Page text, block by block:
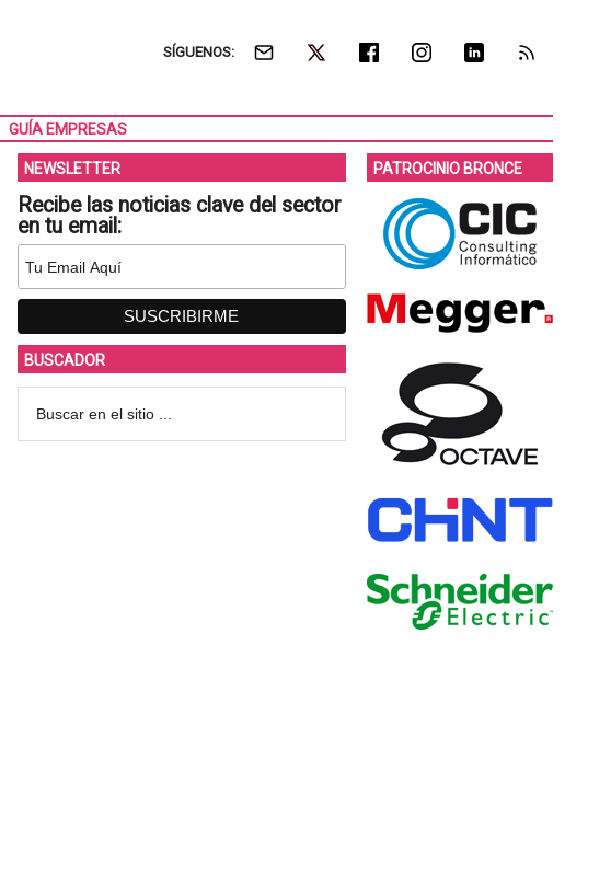
SÍGUENOS:
GUÍA EMPRESAS
NEWSLETTER
Recibe las noticias clave del sector
en tu email:
BUSCADOR
PATROCINIO BRONCE